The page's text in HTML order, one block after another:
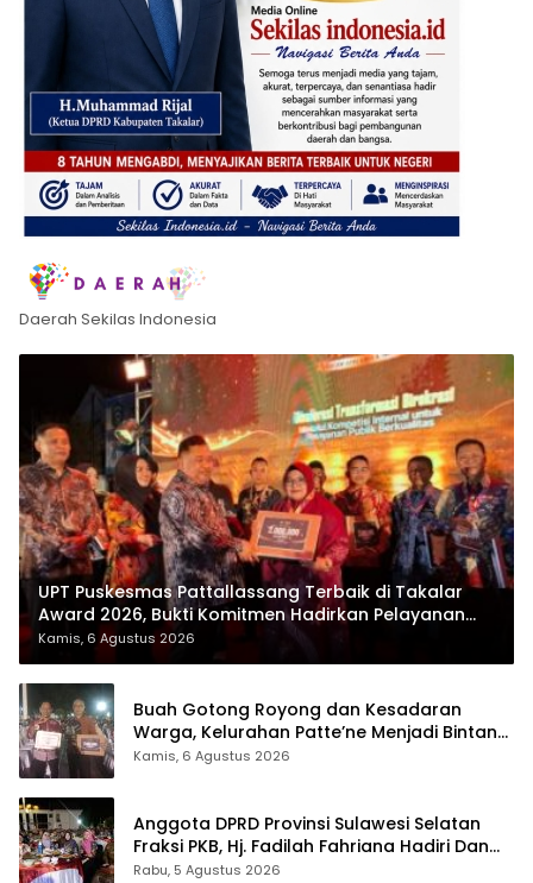
Daerah Sekilas Indonesia
UPT Puskesmas Pattallassang Terbaik di Takalar
Award 2026, Bukti Komitmen Hadirkan Pelayanan
Kesehatan Berkualitas
Kamis, 6 Agustus 2026
Buah Gotong Royong dan Kesadaran
Warga, Kelurahan Patte’ne Menjadi Bintang
Takalar Award 2026
Kamis, 6 Agustus 2026
Anggota DPRD Provinsi Sulawesi Selatan
Fraksi PKB, Hj. Fadilah Fahriana Hadiri Dan
Beri Apresiasi : Takalar Menyalakan Lentera
Rabu, 5 Agustus 2026